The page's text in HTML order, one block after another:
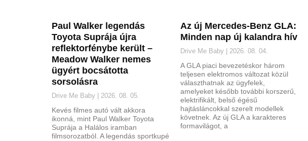
Paul Walker legendás
Toyota Suprája újra
reflektorfénybe került –
Meadow Walker nemes
ügyért bocsátotta
sorsolásra
Drive Me Baby 2026. 08. 05.
Kevés filmes autó vált akkora
ikonná, mint Paul Walker Toyota
Suprája a Halálos iramban
filmsorozatból. A legendás sportkupé
Az új Mercedes-Benz GLA:
Minden nap új kalandra hív
Drive Me Baby 2026. 08. 04.
A GLA piaci bevezetéskor három
teljesen elektromos változat közül
választhatnak az ügyfelek,
amelyeket később további korszerű,
elektrifikált, belső égésű
hajtásláncokkal szerelt modellek
követnek. Az új GLA a karakteres
formavilágot, a